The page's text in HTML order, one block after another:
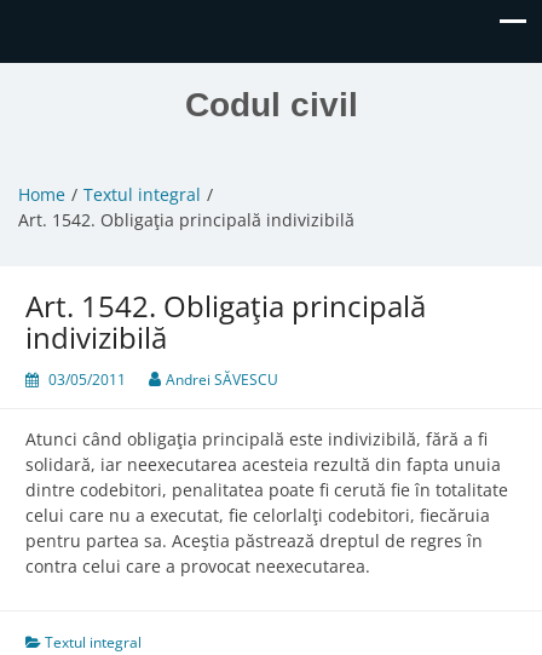
Codul civil
Home
Textul integral
Art. 1542. Obligaţia principală indivizibilă
Art. 1542. Obligaţia principală
indivizibilă
03/05/2011 Andrei SĂVESCU
Atunci când obligaţia principală este indivizibilă, fără a fi
solidară, iar neexecutarea acesteia rezultă din fapta unuia
dintre codebitori, penalitatea poate fi cerută fie în totalitate
celui care nu a executat, fie celorlalţi codebitori, fiecăruia
pentru partea sa. Aceştia păstrează dreptul de regres în
contra celui care a provocat neexecutarea.
Textul integral